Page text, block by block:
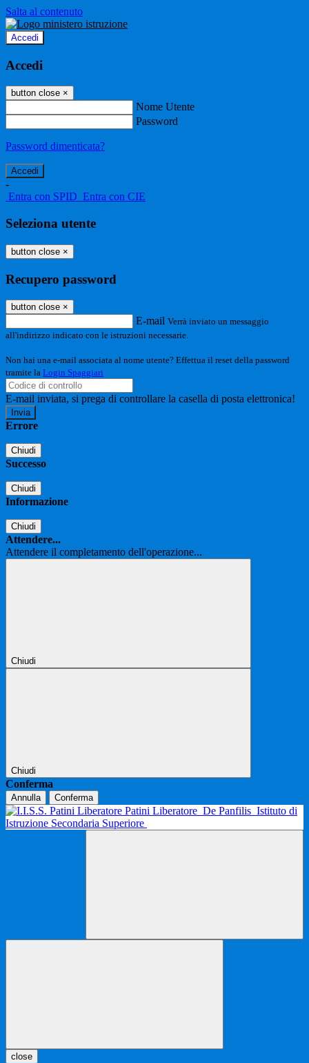
Salta al contenuto
Accedi
Accedi
button close ×
Nome Utente
Password
Password dimenticata?
-
Entra con SPID Entra con CIE
Seleziona utente
button close ×
Recupero password
button close ×
E-mail Verrà inviato un messaggio
all'indirizzo indicato con le istruzioni necessarie.
Non hai una e-mail associata al nome utente? Effettua il reset della password
tramite la Login Spaggiari
E-mail inviata, si prega di controllare la casella di posta elettronica!
Errore
Chiudi
Successo
Chiudi
Informazione
Chiudi
Attendere...
Attendere il completamento dell'operazione...
Chiudi
Chiudi
Conferma
Annulla Conferma
Patini Liberatore De Panfilis Istituto di
Istruzione Secondaria Superiore
close